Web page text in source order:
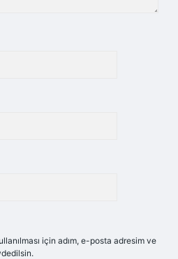
için adım, e-posta adresim ve